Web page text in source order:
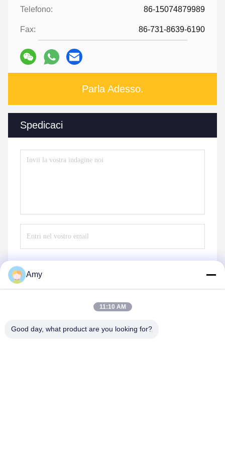
Telefono: 86-15074879989
Fax: 86-731-8639-6190
Parla Adesso.
Spedicaci
Amy
11:10 AM
Good day, what product are you looking for?